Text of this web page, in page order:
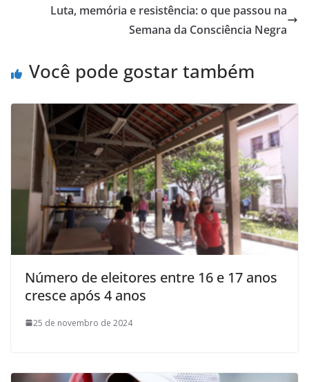
Luta, memória e resistência: o que passou na
Semana da Consciência Negra
Você pode gostar também
Número de eleitores entre 16 e 17 anos
cresce após 4 anos
25 de novembro de 2024